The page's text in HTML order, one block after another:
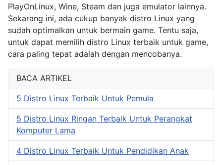
PlayOnLinux, Wine, Steam dan juga emulator lainnya.
Sekarang ini, ada cukup banyak distro Linux yang
sudah optimalkan untuk bermain game. Tentu saja,
untuk dapat memilih distro Linux terbaik untuk game,
cara paling tepat adalah dengan mencobanya.
BACA ARTIKEL
5 Distro Linux Terbaik Untuk Pemula
5 Distro Linux Ringan Terbaik Untuk Perangkat
Komputer Lama
4 Distro Linux Terbaik Untuk Pendidikan Anak